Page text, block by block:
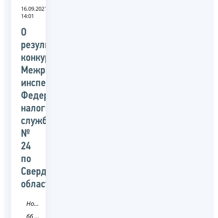
16.09.2021
14:01
О
результатах
конкурса
Межрайонной
инспекции
Федеральной
налоговой
службы
№
24
по
Свердловской
области
Новость
66 Свердловская область